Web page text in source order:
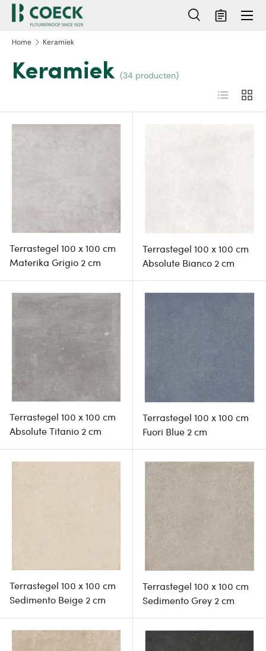
naar inhoud
Zoeken
ZoekenMandje
Menu
Home Keramiek
Keramiek (34 producten)
Lijst
Terrastegel 100 x 100 cm
Materika Grigio 2 cm
Terrastegel 100 x 100 cm
Absolute Bianco 2 cm
Terrastegel 100 x 100 cm
Absolute Titanio 2 cm
Terrastegel 100 x 100 cm
Fuori Blue 2 cm
Terrastegel 100 x 100 cm
Sedimento Beige 2 cm
Terrastegel 100 x 100 cm
Sedimento Grey 2 cm